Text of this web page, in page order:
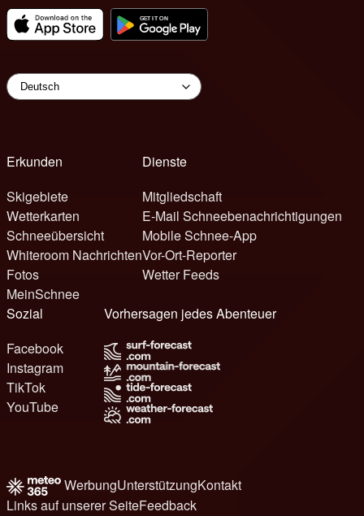
Erkunden
Skigebiete
Wetterkarten
Schneeübersicht
Whiteroom Nachrichten
Fotos
MeinSchnee
Dienste
Mitgliedschaft
E-Mail Schneebenachrichtigungen
Mobile Schnee-App
Vor-Ort-Reporter
Wetter Feeds
Sozial
Facebook
Instagram
TikTok
YouTube
Vorhersagen jedes Abenteuer
WerbungUnterstützungKontakt
Links auf unserer SeiteFeedback